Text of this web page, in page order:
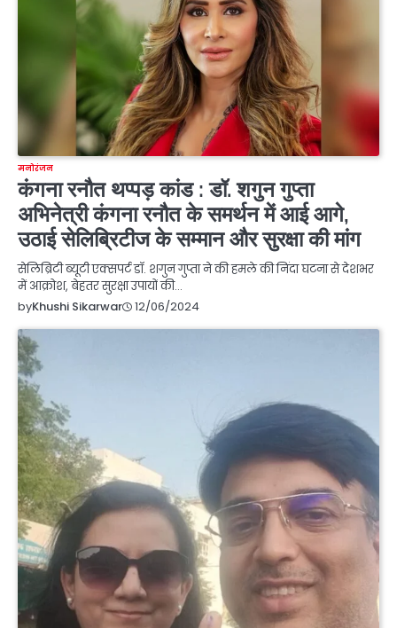
मनोरंजन
कंगना रनौत थप्पड़ कांड : डॉ. शगुन गुप्ता
अभिनेत्री कंगना रनौत के समर्थन में आई आगे,
उठाई सेलिब्रिटीज के सम्मान और सुरक्षा की मांग
सेलिब्रिटी ब्यूटी एक्सपर्ट डॉ. शगुन गुप्ता ने की हमले की निंदा घटना से देशभर
में आक्रोश, बेहतर सुरक्षा उपायों की…
byKhushi Sikarwar 12/06/2024